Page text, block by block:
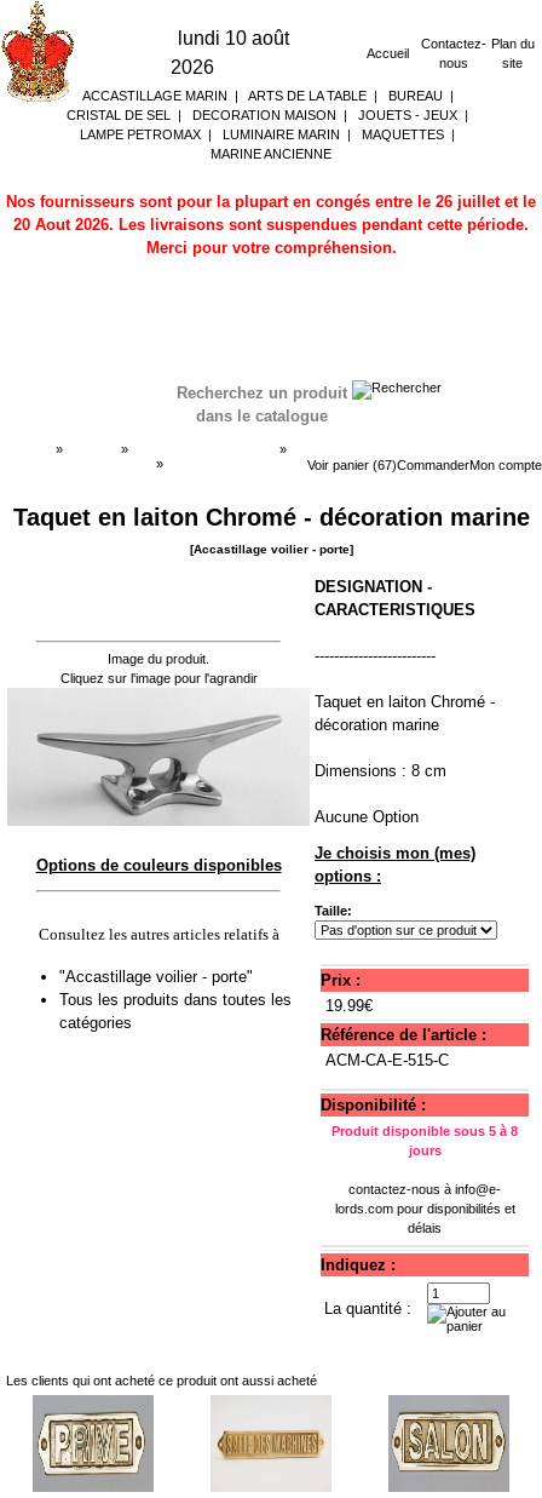
lundi 10 août
2026
Accueil
Contactez-
nous
Plan du
site
ACCASTILLAGE MARIN | ARTS DE LA TABLE| BUREAU|
CRISTAL DE SEL
| DECORATION MAISON | JOUETS - JEUX |
LAMPE PETROMAX | LUMINAIRE MARIN | MAQUETTES |
MARINE ANCIENNE
Nos fournisseurs sont pour la plupart en congés entre le 26 juillet et le
20 Aout 2026. Les livraisons sont suspendues pendant cette période.
Merci pour votre compréhension.
Recherchez un produit
dans le catalogue
Voir panier (67)CommanderMon compte
» »
»
»
Taquet en laiton Chromé - décoration marine
[Accastillage voilier - porte]
Image du produit.
Cliquez sur l'image pour l'agrandir
Options de couleurs disponibles
Consultez les autres articles relatifs à
"Accastillage voilier - porte"
Tous les produits dans toutes les
catégories
DESIGNATION -
CARACTERISTIQUES
-------------------------
Taquet en laiton Chromé -
décoration marine
Dimensions : 8 cm
Aucune Option
Je choisis mon (mes)
options :
Taille:
Prix :
19.99€
Référence de l'article :
ACM-CA-E-515-C
Disponibilité :
Produit disponible sous 5 à 8
jours
contactez-nous à info@e-
lords.compour disponibilités et
délais
Indiquez :
La quantité :
Les clients qui ont acheté ce produit ont aussi acheté